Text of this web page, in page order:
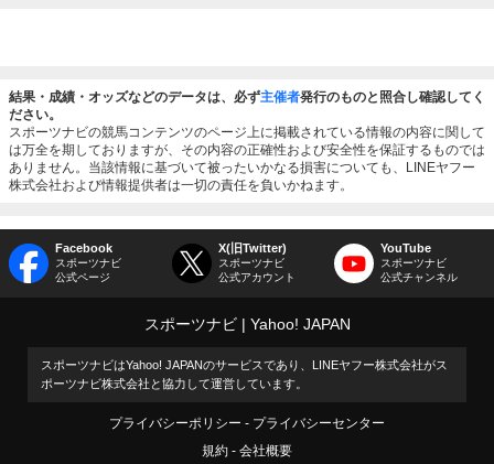
結果・成績・オッズなどのデータは、必ず主催者発行のものと照合し確認してく
ださい。
スポーツナビの競馬コンテンツのページ上に掲載されている情報の内容に関して
は万全を期しておりますが、その内容の正確性および安全性を保証するものでは
ありません。当該情報に基づいて被ったいかなる損害についても、LINEヤフー
株式会社および情報提供者は一切の責任を負いかねます。
Facebook
スポーツナビ
公式ページ
X(旧Twitter)
スポーツナビ
公式アカウント
YouTube
スポーツナビ
公式チャンネル
スポーツナビ Yahoo! JAPAN
スポーツナビはYahoo! JAPANのサービスであり、LINEヤフー株式会社がス
ポーツナビ株式会社と協力して運営しています。
プライバシーポリシー
プライバシーセンター
規約
会社概要